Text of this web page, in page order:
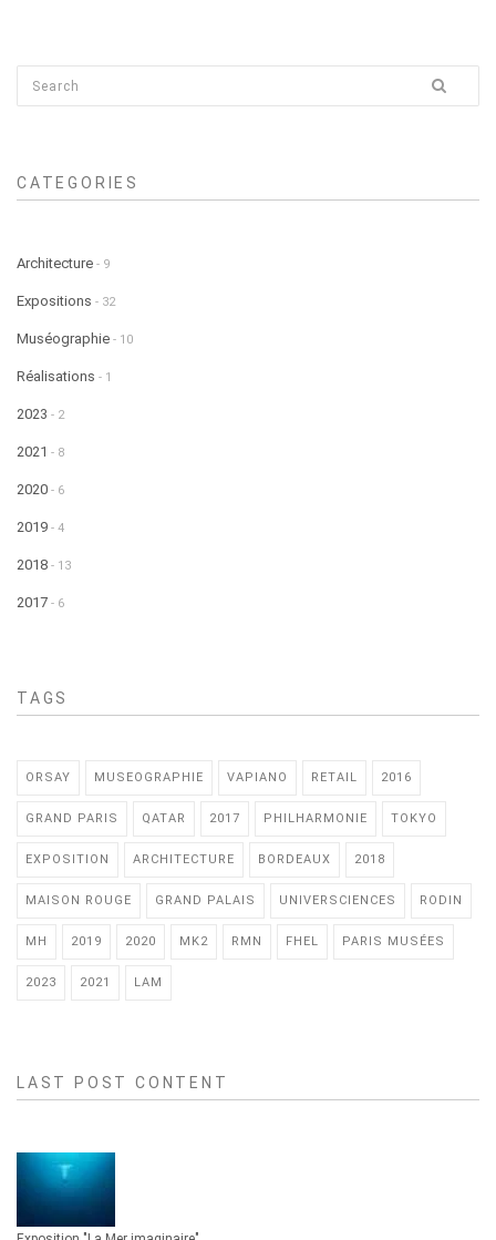
CATEGORIES
Architecture - 9
Expositions - 32
Muséographie - 10
Réalisations - 1
2023 - 2
2021 - 8
2020 - 6
2019 - 4
2018 - 13
2017 - 6
TAGS
ORSAY MUSEOGRAPHIE VAPIANO RETAIL 2016
GRAND PARIS QATAR 2017 PHILHARMONIE TOKYO
EXPOSITION ARCHITECTURE BORDEAUX 2018
MAISON ROUGE GRAND PALAIS UNIVERSCIENCES RODIN
MH 2019 2020 MK2 RMN FHEL PARIS MUSÉES
2023 2021 LAM
LAST POST CONTENT